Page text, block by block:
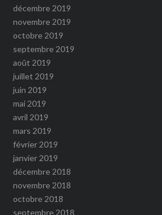
décembre 2019
novembre 2019
octobre 2019
septembre 2019
août 2019
juillet 2019
juin 2019
mai 2019
avril 2019
mars 2019
février 2019
janvier 2019
décembre 2018
novembre 2018
octobre 2018
septembre 2018